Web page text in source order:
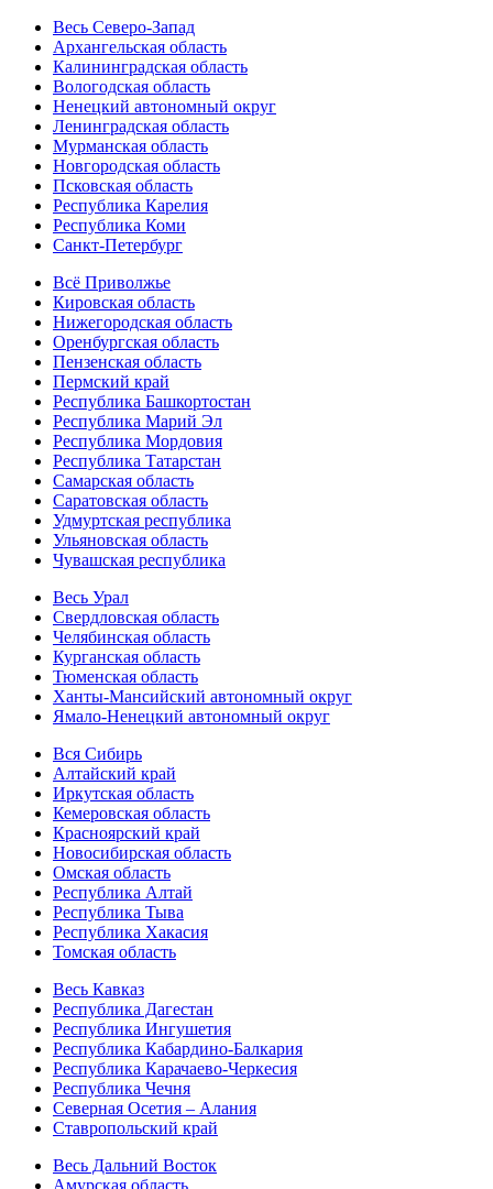
Весь Северо-Запад
Архангельская область
Калининградская область
Вологодская область
Ненецкий автономный округ
Ленинградская область
Мурманская область
Новгородская область
Псковская область
Республика Карелия
Республика Коми
Санкт-Петербург
Всё Приволжье
Кировская область
Нижегородская область
Оренбургская область
Пензенская область
Пермский край
Республика Башкортостан
Республика Марий Эл
Республика Мордовия
Республика Татарстан
Самарская область
Саратовская область
Удмуртская республика
Ульяновская область
Чувашская республика
Весь Урал
Свердловская область
Челябинская область
Курганская область
Тюменская область
Ханты-Мансийский автономный округ
Ямало-Ненецкий автономный округ
Вся Сибирь
Алтайский край
Иркутская область
Кемеровская область
Красноярский край
Новосибирская область
Омская область
Республика Алтай
Республика Тыва
Республика Хакасия
Томская область
Весь Кавказ
Республика Дагестан
Республика Ингушетия
Республика Кабардино-Балкария
Республика Карачаево-Черкесия
Республика Чечня
Северная Осетия – Алания
Ставропольский край
Весь Дальний Восток
Амурская область